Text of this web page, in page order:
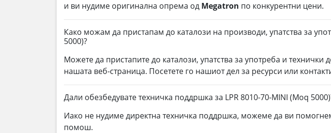
и ви нудиме оригинална опрема од Megatron по конкурентни цени.
Како можам да пристапам до каталози на производи, упатства за
5000)?
Можете да пристапите до каталози, упатства за употреба и технички
нашата веб-страница. Посетете го нашиот дел за ресурси или
Дали обезбедувате техничка поддршка за LPR 8010-70-MINI (Moq
Иако не нудиме директна техничка поддршка, можеме да ви
помош.